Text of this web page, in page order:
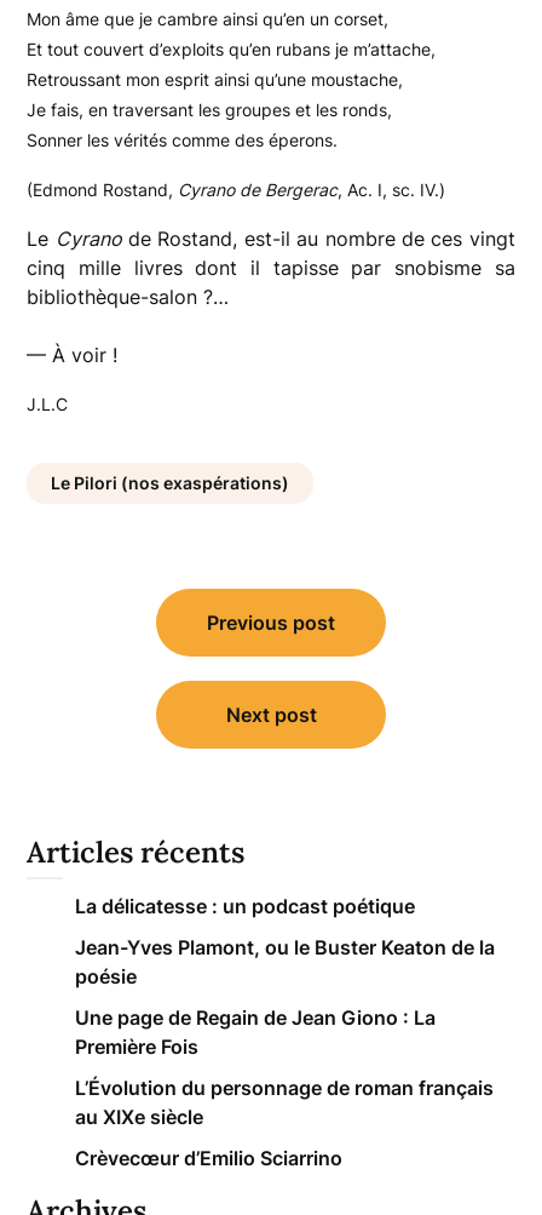
Mon âme que je cambre ainsi qu’en un corset,
Et tout couvert d’exploits qu’en rubans je m’attache,
Retroussant mon esprit ainsi qu’une moustache,
Je fais, en traversant les groupes et les ronds,
Sonner les vérités comme des éperons.
(Edmond Rostand, Cyrano de Bergerac, Ac. I, sc. IV.)
Le Cyranode Rostand, est-il au nombre de ces vingt
cinq mille livres dont il tapisse par snobisme sa
bibliothèque-salon ?…
— À voir !
J.L.C
Le Pilori (nos exaspérations)
Navigation
Previous post
Next post
Articles récents
La délicatesse : un podcast poétique
Jean-Yves Plamont, ou le Buster Keaton de la
poésie
Une page de Regain de Jean Giono : La
Première Fois
L’Évolution du personnage de roman français
au XIXe siècle
Crèvecœur d’Emilio Sciarrino